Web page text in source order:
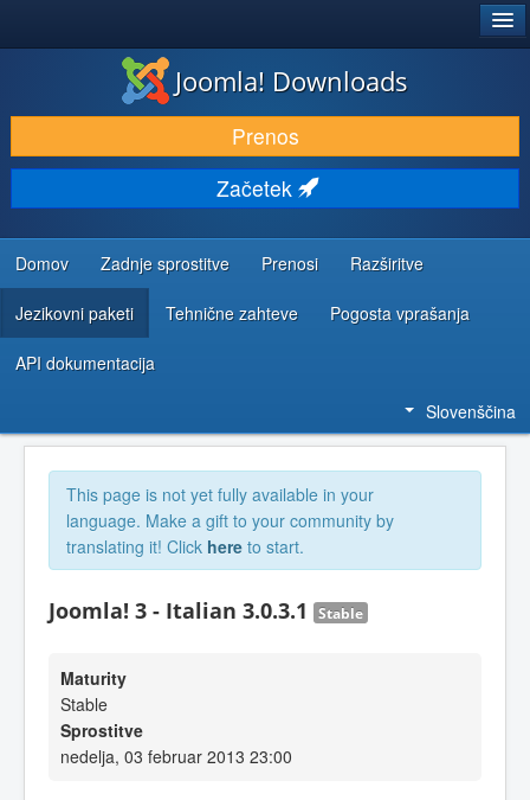
PRENESI IN RAZŠIRI
ODKRIJTE & IZVEJTE
SKUPNOST IN PODPORA
VIRI ZA RAZVIJALCE
Joomla! Downloads
Prenos
Začetek
Domov Zadnje sprostitve Prenosi Razširitve
Jezikovni paketi Tehnične zahteve Pogosta vprašanja
API dokumentacija
Slovenščina
This page is not yet fully available in your
language. Make a gift to your community by
translating it! Click here to start.
Joomla! 3 - Italian 3.0.3.1 Stable
Maturity
Stable
Sprostitve
nedelja, 03 februar 2013 23:00